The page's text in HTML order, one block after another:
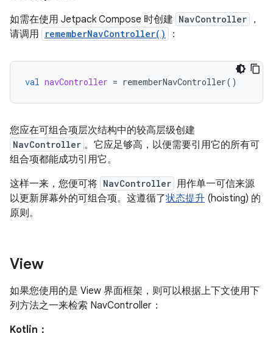
如需在使用 Jetpack Compose 时创建 NavController
，
请调用
rememberNavController() ：
val navController = rememberNavController()
您应在可组合项层次结构中的较高层级创建
NavController 。它应足够高，以便需要引用它的所有可
组合项都能成功引用它。
这样一来，您便可将 NavController 用作单一可信来源
以更新屏幕外的可组合项。这遵循了状态提升 (hoisting) 的
原则。
View
如果您使用的是 View 界面框架，则可以根据上下文使用下
列方法之一来检索 NavController：
Kotlin：